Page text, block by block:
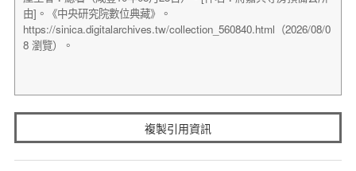
複製引用資訊